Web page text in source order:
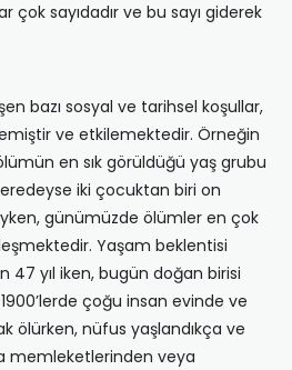
çok sayıdadır ve bu sayı giderek
bazı sosyal ve tarihsel koşullar,
ve etkilemektedir. Örneğin
en sık görüldüğü yaş grubu
iki çocuktan biri on
günü­müzde ölümler en çok
Yaşam beklentisi
47 yıl iken, bugün doğan birisi
çoğu insan evinde ve
ölürken, nüfus yaş­landıkça ve
memleketlerinden veya